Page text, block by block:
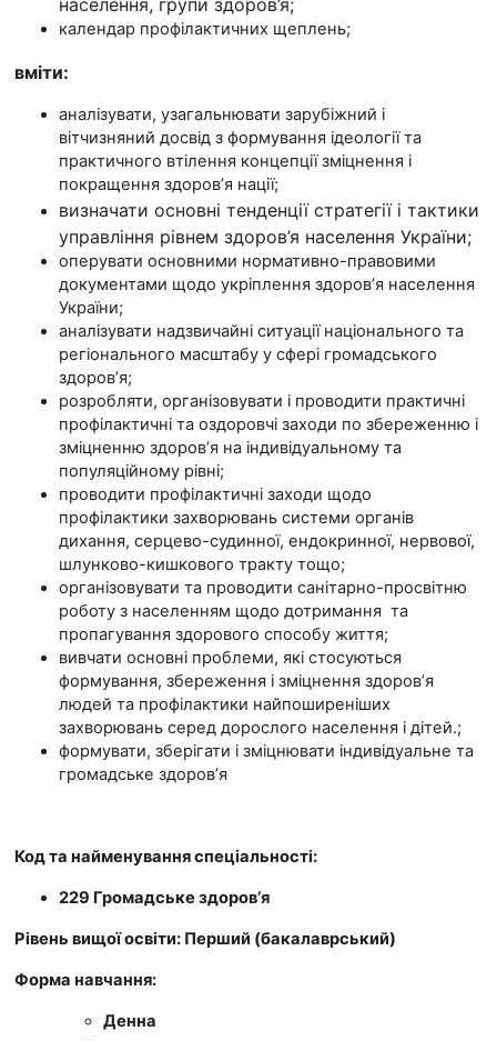
населення, групи здоров’я;
календар профілактичних щеплень;
вміти:
аналізувати, узагальнювати зарубіжний і
вітчизняний досвід з формування ідеології та
практичного втілення концепції зміцнення і
покращення здоров’я нації;
визначати основні тенденції стратегії і тактики
управління рівнем здоров’я населення України;
оперувати основними нормативно-правовими
документами щодо укріплення здоров’я населення
України;
аналізувати надзвичайні ситуації національного та
регіонального масштабу у сфері громадського
здоров’я;
розробляти, організовувати і проводити практичні
профілактичні та оздоровчі заходи по збереженню і
зміцненню здоров’я на індивідуальному та
популяційному рівні;
проводити профілактичні заходи щодо
профілактики захворювань системи органів
дихання, серцево-судинної, ендокринної, нервової,
шлунково-кишкового тракту тощо;
організовувати та проводити санітарно-просвітню
роботу з населенням щодо дотримання та
пропагування здорового способу життя;
вивчати основні проблеми, які стосуються
формування, збереження і зміцнення здоров’я
людей та профілактики найпоширеніших
захворювань серед дорослого населення і дітей.;
формувати, зберігати і зміцнювати індивідуальне та
громадське здоров’я
Код та найменування спеціальності:
229 Громадське здоров’я
Рівень вищої освіти: Перший (бакалаврський)
Форма навчання:
Денна